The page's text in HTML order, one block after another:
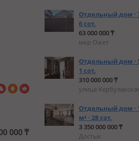
000₸
Отдельный дом ·
6 сот.
63 000 000 ₸
мкр Ожет
Отдельный дом ·
1 сот.
310 000 000 ₸
улица
Отдельный дом ·
м² · 28 сот.
3 350 000 000 ₸
Достык